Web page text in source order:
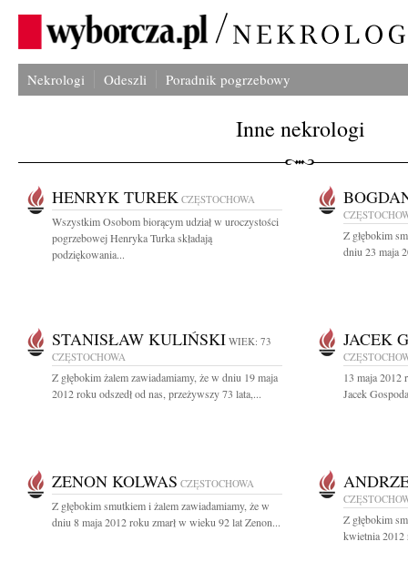
Nekrologi Odeszli Poradnik pogrzebowy
Inne nekrologi
HENRYK TUREK CZĘSTOCHOWA
Wszystkim Osobom biorącym udział w uroczystości
pogrzebowej Henryka Turka składają
podziękowania...
Z głębokim
dniu 23 maja
STANISŁAW KULIŃSKI WIEK: 73
CZĘSTOCHOWA
Z głębokim żalem zawiadamiamy, że w dniu 19 maja
2012 roku odszedł od nas, przeżywszy 73 lata,...
JACEK
13 maja 2012
Jacek
ZENON KOLWAS CZĘSTOCHOWA
Z głębokim smutkiem i żalem zawiadamiamy, że w
dniu 8 maja 2012 roku zmarł w wieku 92 lat Zenon...
Z głębokim
kwietnia 2012